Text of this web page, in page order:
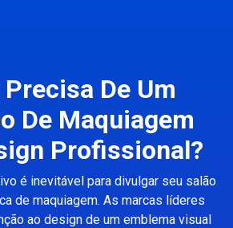
De Um
De Maquiagem
Profissional?
é inevitável para divulgar seu salão
de maquiagem. As marcas líderes
ao design de um emblema visual